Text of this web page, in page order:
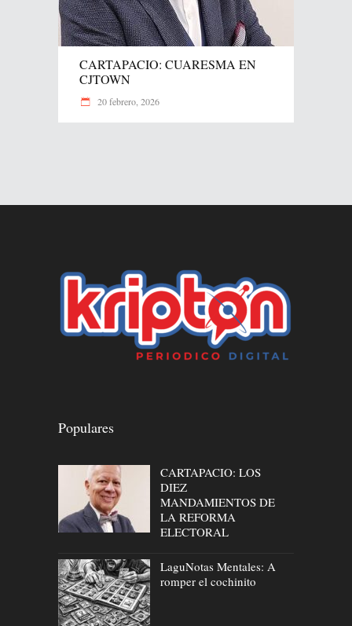
CARTAPACIO: CUARESMA EN
CJTOWN
20 febrero, 2026
Populares
CARTAPACIO: LOS
DIEZ
MANDAMIENTOS DE
LA REFORMA
ELECTORAL
LaguNotas Mentales: A
romper el cochinito